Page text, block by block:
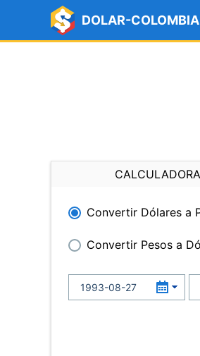
DOLAR-COLOMBIA
Convertir Dólares a
Convertir Pesos a